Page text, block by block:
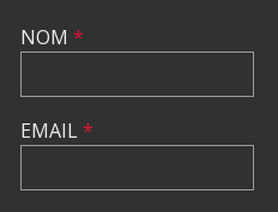
NOM *
EMAIL*